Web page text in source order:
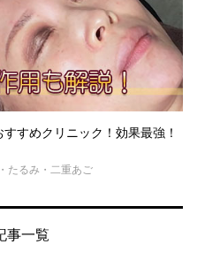
すめクリニック！効果最強！
たるみ・二重あご
事一覧